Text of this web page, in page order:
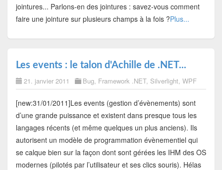
jointures... Parlons-en des jointures : savez-vous comment
faire une jointure sur plusieurs champs à la fois ?Plus...
Les events : le talon d'Achille de .NET...
21. janvier 2011 Bug, Framework .NET, Silverlight, WPF
[new:31/01/2011]Les events (gestion d’évènements) sont
d’une grande puissance et existent dans presque tous les
langages récents (et même quelques un plus anciens). Ils
autorisent un modèle de programmation évènementiel qui
se calque bien sur la façon dont sont gérées les IHM des OS
modernes (pilotés par l’utilisateur et ses clics souris). Hélas